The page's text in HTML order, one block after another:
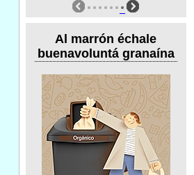
Al marrón échale
buenavoluntá granaína